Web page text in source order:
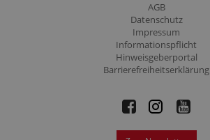
AGB
Datenschutz
Impressum
Informationspflicht
Hinweisgeberportal
Barrierefreiheitserklärung